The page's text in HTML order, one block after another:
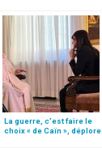
La guerre, c’est faire le
choix « de Caïn », déplore